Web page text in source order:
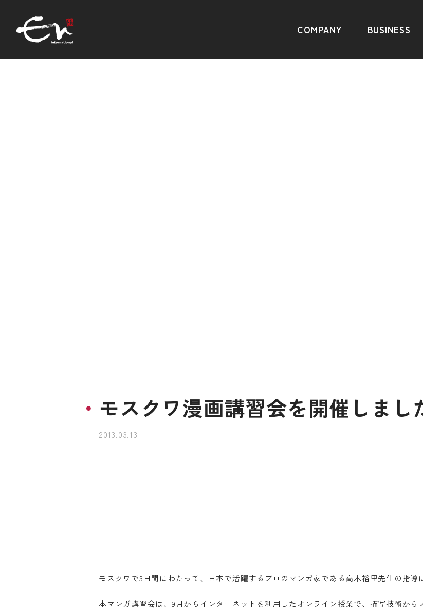
COMPANY BUSINESS
モスクワ漫画講習会を開催しまし
2013.03.13
モスクワで3日間にわたって、日本で活躍するプロのマンガ家である高木裕里先生の指導
本マンガ講習会は、9月からインターネットを利用したオンライン授業で、描写技術か